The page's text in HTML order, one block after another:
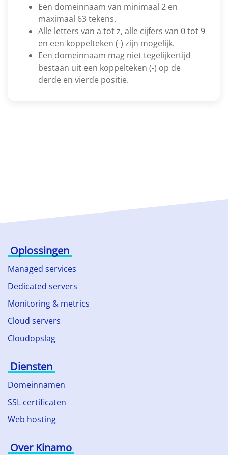
Een domeinnaam van minimaal 2 en
maximaal 63 tekens.
Alle letters van a tot z, alle cijfers van 0 tot 9
en een koppelteken (-) zijn mogelijk.
Een domeinnaam mag niet tegelijkertijd
bestaan uit een koppelteken (-) op de
derde en vierde positie.
Oplossingen
Managed services
Dedicated servers
Monitoring & metrics
Cloud servers
Cloudopslag
Diensten
Domeinnamen
SSL certificaten
Web hosting
Over Kinamo